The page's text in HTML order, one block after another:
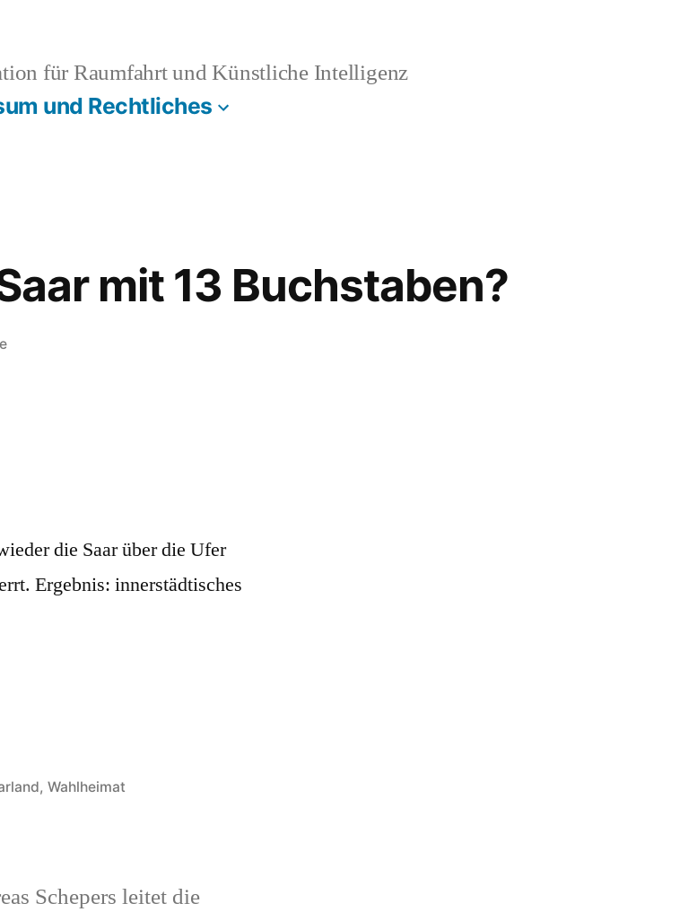
für Raumfahrt und Künstliche Intelligenz
und Rechtliches
mit 13 Buchstaben?
zu
die Saar über die Ufer
Ergebnis: innerstädtisches
,Wahlheimat
Schepers leitet die